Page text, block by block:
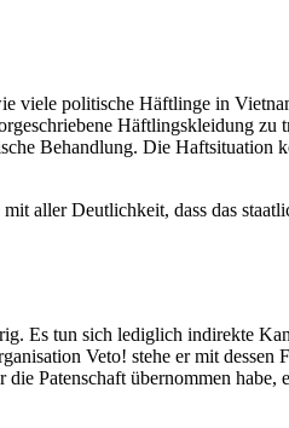
viele politische Häftlinge in
Häftlingskleidung zu
Behandlung. Die Haftsituation
aller Deutlichkeit, dass das
Es tun sich lediglich indirekte
Veto! stehe er mit
Patenschaft übernommen habe,